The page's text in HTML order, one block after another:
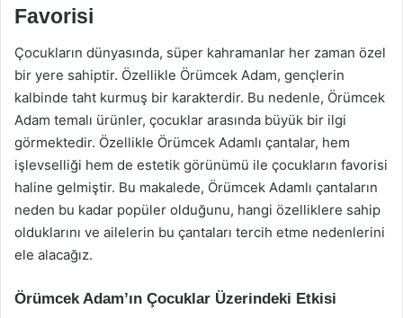
Favorisi
Çocukların dünyasında, süper kahramanlar her zaman özel
bir yere sahiptir. Özellikle Örümcek Adam, gençlerin
kalbinde taht kurmuş bir karakterdir. Bu nedenle, Örümcek
Adam temalı ürünler, çocuklar arasında büyük bir ilgi
görmektedir. Özellikle Örümcek Adamlı çantalar, hem
işlevselliği hem de estetik görünümü ile çocukların favorisi
haline gelmiştir. Bu makalede, Örümcek Adamlı çantaların
neden bu kadar popüler olduğunu, hangi özelliklere sahip
olduklarını ve ailelerin bu çantaları tercih etme nedenlerini
ele alacağız.
Örümcek Adam’ın Çocuklar Üzerindeki Etkisi